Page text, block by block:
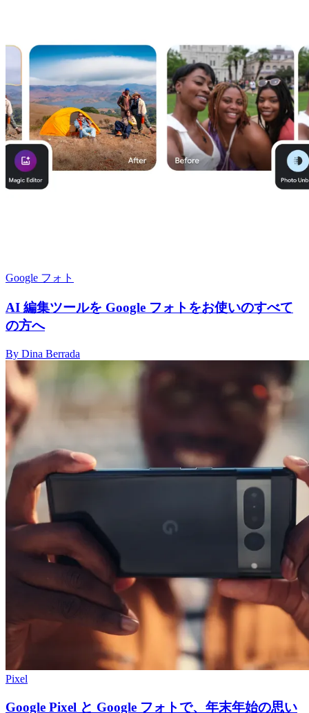
Google フォト
AI 編集ツールを Google フォトをお使いのすべて
の方へ
By Dina Berrada
Pixel
Google Pixel と Google フォトで、年末年始の思い